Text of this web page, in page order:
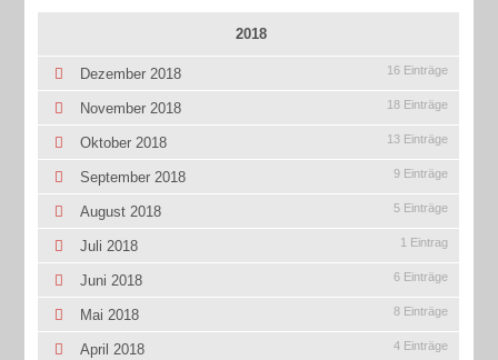
2018
Dezember 2018 16 Einträge
November 2018 18 Einträge
Oktober 2018 13 Einträge
September 2018 9 Einträge
August 2018 5 Einträge
Juli 2018 1 Eintrag
Juni 2018 6 Einträge
Mai 2018 8 Einträge
April 2018 4 Einträge